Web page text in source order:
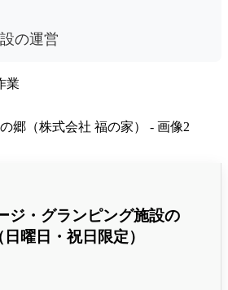
の運営
業
ジ・グランピング施設の
曜日・祝日限定）